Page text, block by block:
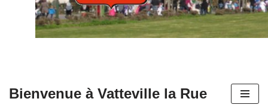
Bienvenue à Vatteville la Rue